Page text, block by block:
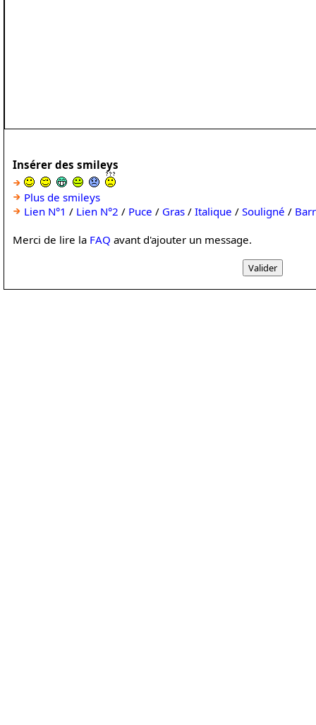
Insérer des smileys
Plus de smileys
Lien N°1 / Lien N°2 / Puce / Gras / Italique / Souligné /
Merci de lire la FAQ avant d'ajouter un message.